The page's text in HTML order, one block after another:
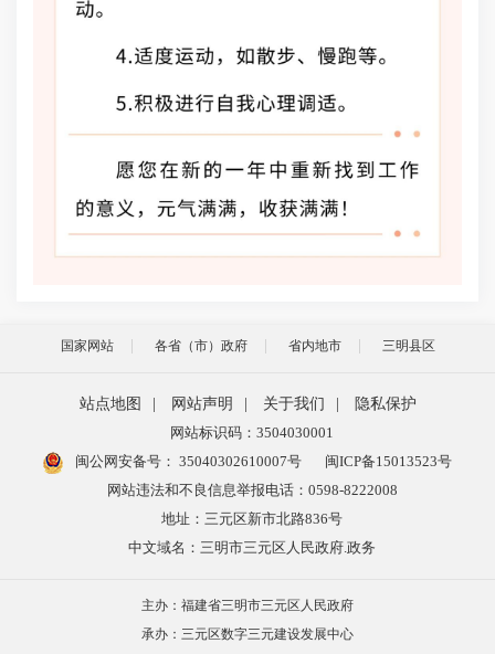
国家网站 各省（市）政府 省内地市 三明县区
站点地图 网站声明 关于我们
隐私保护
网站标识码：3504030001
闽公网安备号： 35040302610007号
闽ICP备15013523号
网站违法和不良信息举报电话：0598-8222008
地址：三元区新市北路836号
中文域名：三明市三元区人民政府.政务
主办：福建省三明市三元区人民政府
承办：三元区数字三元建设发展中心